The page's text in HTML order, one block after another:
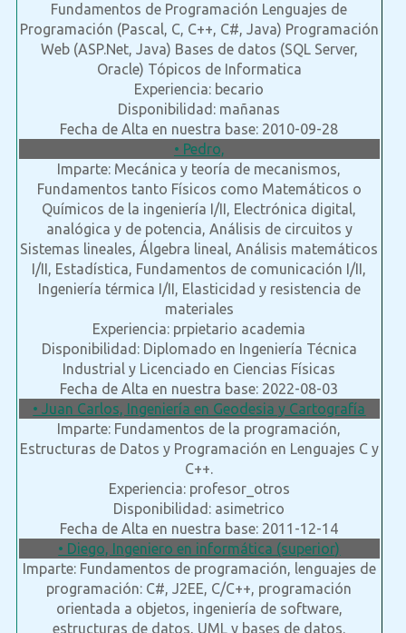
Fundamentos de Programación Lenguajes de
Programación (Pascal, C, C++, C#, Java) Programación
Web (ASP.Net, Java) Bases de datos (SQL Server,
Oracle) Tópicos de Informatica
Experiencia: becario
Disponibilidad: mañanas
Fecha de Alta en nuestra base: 2010-09-28
• Pedro,
Imparte: Mecánica y teoría de mecanismos,
Fundamentos tanto Físicos como Matemáticos o
Químicos de la ingeniería I/II, Electrónica digital,
analógica y de potencia, Análisis de circuitos y
Sistemas lineales, Álgebra lineal, Análisis matemáticos
I/II, Estadística, Fundamentos de comunicación I/II,
Ingeniería térmica I/II, Elasticidad y resistencia de
materiales
Experiencia: prpietario academia
Disponibilidad: Diplomado en Ingeniería Técnica
Industrial y Licenciado en Ciencias Físicas
Fecha de Alta en nuestra base: 2022-08-03
• Juan Carlos, Ingeniería en Geodesia y Cartografía
Imparte: Fundamentos de la programación,
Estructuras de Datos y Programación en Lenguajes C y
C++.
Experiencia: profesor_otros
Disponibilidad: asimetrico
Fecha de Alta en nuestra base: 2011-12-14
• Diego, Ingeniero en informática (superior)
Imparte: Fundamentos de programación, lenguajes de
programación: C#, J2EE, C/C++, programación
orientada a objetos, ingeniería de software,
estructuras de datos, UML y bases de datos.